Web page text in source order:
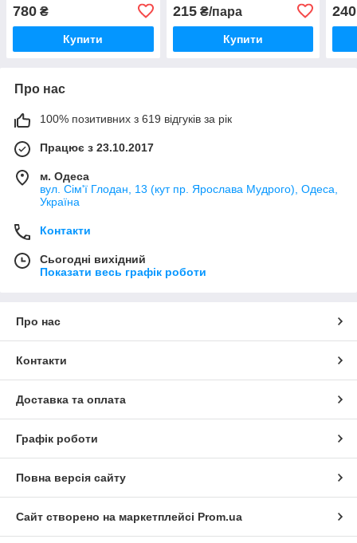
780 ₴
Купити
215₴/пара
Купити
240
Про нас
100% позитивних з 619 відгуків за рік
Працює з 23.10.2017
м. Одеса
вул. Сім'ї Глодан, 13 (кут пр. Ярослава Мудрого), Одеса,
Україна
Контакти
Сьогодні вихідний
Показати весь графік роботи
Про нас
Контакти
Доставка та оплата
Графік роботи
Повна версія сайту
Сайт створено на маркетплейсі Prom.ua